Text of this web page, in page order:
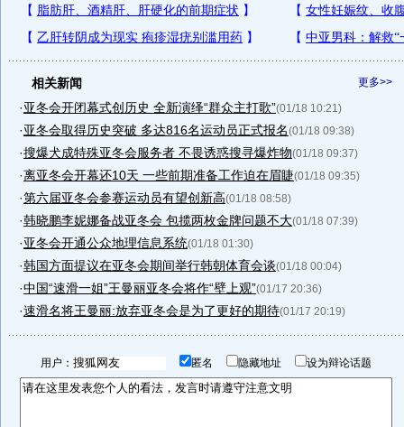
更多>>
相关新闻
·亚冬会开闭幕式创历史 全新演绎“群众主打歌”(01/18 10:21)
·亚冬会取得历史突破 多达816名运动员正式报名(01/18 09:38)
·搜爆犬成特殊亚冬会服务者 不畏诱惑搜寻爆炸物(01/18 09:37)
·离亚冬会开幕还10天 一些前期准备工作迫在眉睫(01/18 09:35)
·第六届亚冬会参赛运动员有望创新高(01/18 08:58)
·韩晓鹏李妮娜备战亚冬会 包揽两枚金牌问题不大(01/18 07:39)
·亚冬会开通公众地理信息系统(01/18 01:30)
·韩国方面提议在亚冬会期间举行韩朝体育会谈(01/18 00:04)
·中国“速滑一姐”王曼丽亚冬会将作“壁上观”(01/17 20:36)
·速滑名将王曼丽:放弃亚冬会是为了更好的期待(01/17 20:19)
用户： 匿名 隐藏地址 设为辩论话题